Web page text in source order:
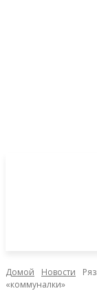
Домой Новости
«коммуналки»